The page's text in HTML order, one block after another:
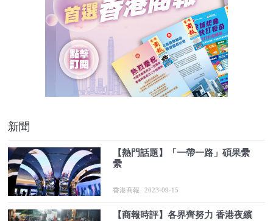
新聞
【熱門話題】「一帶一路」碩果纍
纍
香港商報 2023-09-15
【商報時評】各界齊努力 香港夜繽